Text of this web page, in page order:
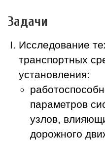
Задачи
Исследование
транспортных
установления:
параметров
узлов,
дорожного